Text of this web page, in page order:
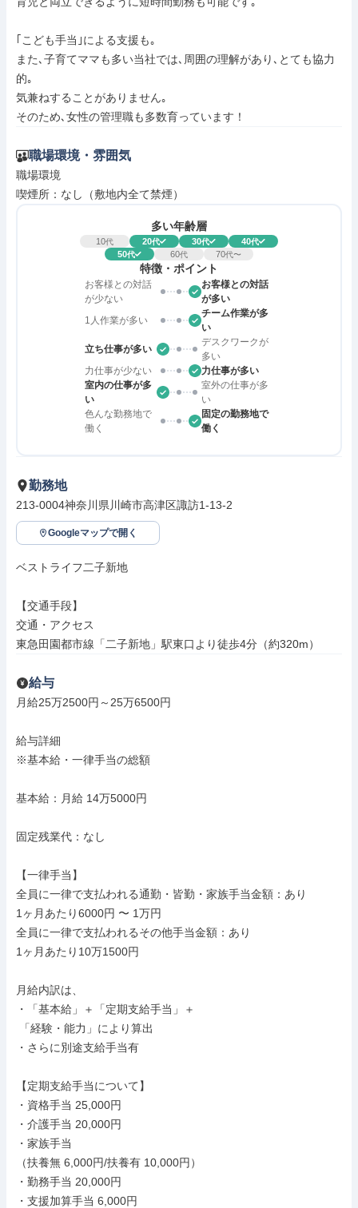
｢こども手当｣による支援も｡
また､子育てママも多い当社では､周囲の理解があり､とても協力
的｡
気兼ねすることがありません｡
そのため､女性の管理職も多数育っています！
職場環境・雰囲気
職場環境
喫煙所：なし（敷地内全て禁煙）
多い年齢層
10代 20代 30代 40代
50代 60代 70代〜
特徴・ポイント
お客様との対話
が少ない
お客様との対話
が多い
1人作業が多い
チーム作業が多
い
立ち仕事が多い
デスクワークが
多い
力仕事が少ない
力仕事が多い
室内の仕事が多
い
室外の仕事が多
い
色んな勤務地で
働く
固定の勤務地で
働く
勤務地
213-0004神奈川県川崎市高津区諏訪1‐13‐2
Googleマップで開く
ベストライフ二子新地
【交通手段】
交通・アクセス
東急田園都市線「二子新地」駅東口より徒歩4分（約320m）
給与
月給25万2500円～25万6500円
給与詳細
※基本給・一律手当の総額
基本給：月給 14万5000円
固定残業代：なし
【一律手当】
全員に一律で支払われる通勤・皆勤・家族手当金額：あり
1ヶ月あたり6000円 〜 1万円
全員に一律で支払われるその他手当金額：あり
1ヶ月あたり10万1500円
月給内訳は、
・「基本給」＋「定期支給手当」＋
・さらに別途支給手当有
【定期支給手当について】
・資格手当 25,000円
・介護手当 20,000円
・家族手当
（扶養無 6,000円/扶養有 10,000円）
・勤務手当 20,000円
・支援加算手当 6,000円